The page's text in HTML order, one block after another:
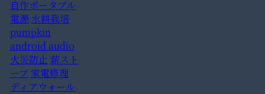
自作ポータブル
電源水耕栽培
pumpkin
android audio
火災防止 薪スト
ーブ家電修理
ディアウォール